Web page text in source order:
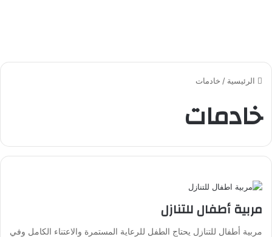
الرئيسية / خادمات
خادمات
مربية أطفال للتنازل
مربية أطفال للتنازل يحتاج الطفل للرعاية المستمرة والاعتناء الكامل وفي